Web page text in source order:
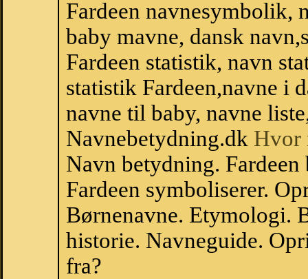
Fardeen navnesymbolik,
baby mavne, dansk
Fardeen statistik, navn
statistik Fardeen,navne i
navne til baby, navne
Navnebetydning.dk Hvor
Navn betydning.
Fardeen symboliserer.
Børnenavne. Etymologi.
historie. Navneguide.
fra?